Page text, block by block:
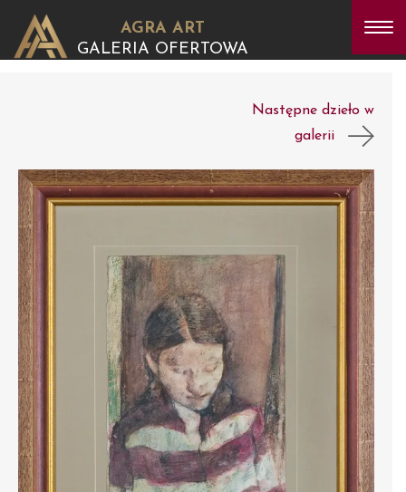
AGRA ART
GALERIA OFERTOWA
Następne dzieło w
galerii